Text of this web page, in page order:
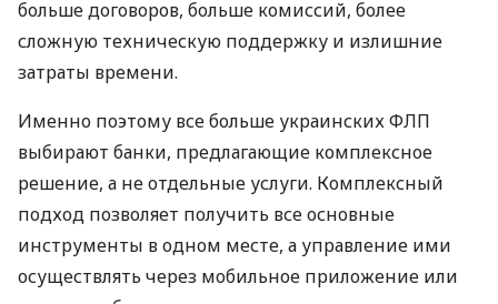
больше договоров, больше комиссий, более
сложную техническую поддержку и излишние
затраты времени.
Именно поэтому все больше украинских ФЛП
выбирают банки, предлагающие комплексное
решение, а не отдельные услуги. Комплексный
подход позволяет получить все основные
инструменты в одном месте, а управление ими
осуществлять через мобильное приложение или